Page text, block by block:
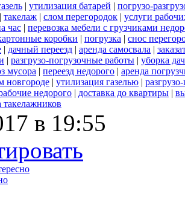
| утилизация батарей | погрузо-
| такелаж | слом перегородок | услуги
час | перевозка мебели с грузчиками
коробки | погрузка | снос
| дачный переезд | аренда самосвала |
| разгрузо-погрузочные работы | уборка
мусора | переезд недорого | аренда
новгороде | утилизация газелью |
недорого | доставка до квартиры |
такелажников
в 19:55